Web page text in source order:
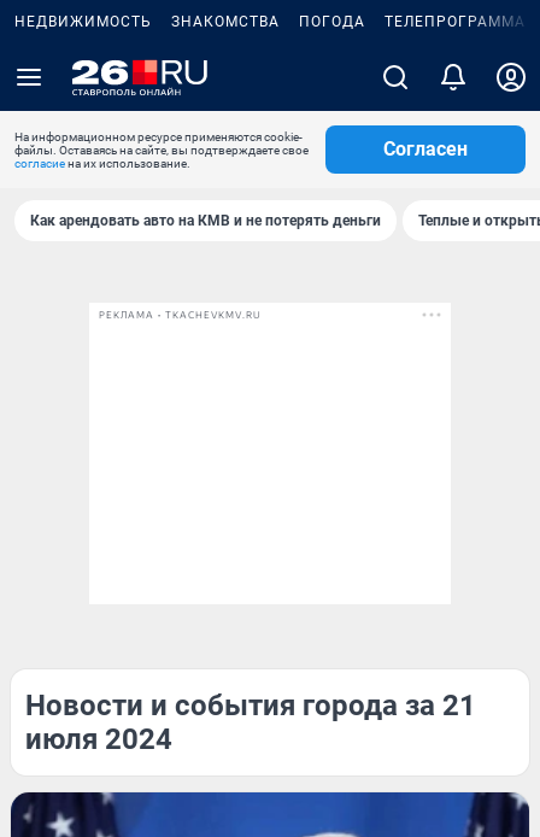
НЕДВИЖИМОСТЬ ЗНАКОМСТВА ПОГОДА ТЕЛЕПРОГРАММА
На информационном ресурсе применяются cookie-
файлы. Оставаясь на сайте, вы подтверждаете свое
согласиена их использование.
Согласен
Как арендовать авто на КМВ и не потерять деньги Теплые и
РЕКЛАМА • TKACHEVKMV.RU
Новости и события города за 21
июля 2024